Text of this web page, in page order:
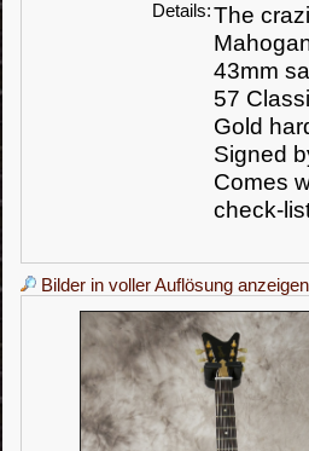
Details:The
43mm
57
Gold
Signed
Comes
check-
Bilder in voller Auflösung anzeigen